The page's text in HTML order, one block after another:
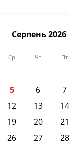
Серпень 2026
Ср Чт Пт
5 6 7
12 13 14
19 20 21
26 27 28